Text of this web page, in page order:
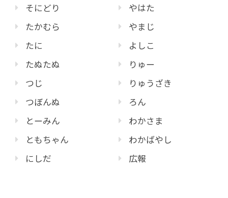
そにどり
たかむら
たに
たぬたぬ
つじ
つぼんぬ
とーみん
ともちゃん
にしだ
やはた
やまじ
よしこ
りゅー
りゅうざき
ろん
わかさま
わかばやし
広報